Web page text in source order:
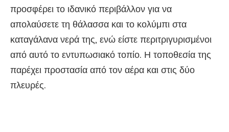
προσφέρει το ιδανικό περιβάλλον για να
απολαύσετε τη θάλασσα και το κολύμπι στα
καταγάλανα νερά της, ενώ είστε περιτριγυρισμένοι
από αυτό το εντυπωσιακό τοπίο. Η τοποθεσία της
παρέχει προστασία από τον αέρα και στις δύο
πλευρές.